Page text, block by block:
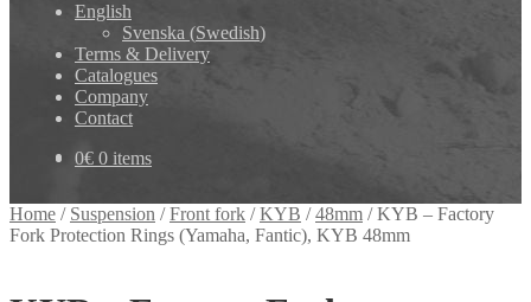
English
Svenska (Swedish)
Terms & Delivery
Catalogues
Company
Contact
0€ 0 items
Home / Suspension /Front fork /KYB /48mm /KYB – Factory
Fork Protection Rings (Yamaha, Fantic), KYB 48mm